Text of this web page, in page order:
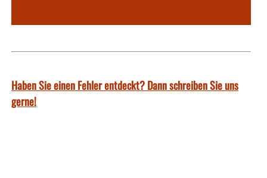
Haben Sie einen Fehler entdeckt? Dann schreiben Sie uns
gerne!